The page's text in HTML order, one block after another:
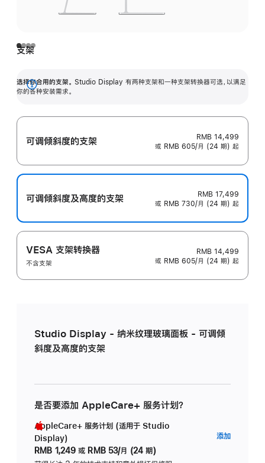
支架
选择你合用的支架。 Studio Display 有两种支架和一种支架转换器可选，以满足
你的各种安装需求。
展
可调倾斜度的支架
RMB 14,499
或 RMB 605/月 (24 期) 起
可调倾斜度及高‍度的支‍架
RMB 17,499
或 RMB 730/月 (24 期) 起
VESA 支架转换器
不含支架
RMB 14,499
或 RMB 605/月 (24 期) 起
Studio Display - 纳米纹理玻璃面板 - 可调倾
斜度及高度的支架
是否要添加 AppleCare+ 服务计划？
AppleCare+ 服务计划 (适用于 Studio
Display)
RMB 1,249 或 RMB 53/月 (24 期)
添加